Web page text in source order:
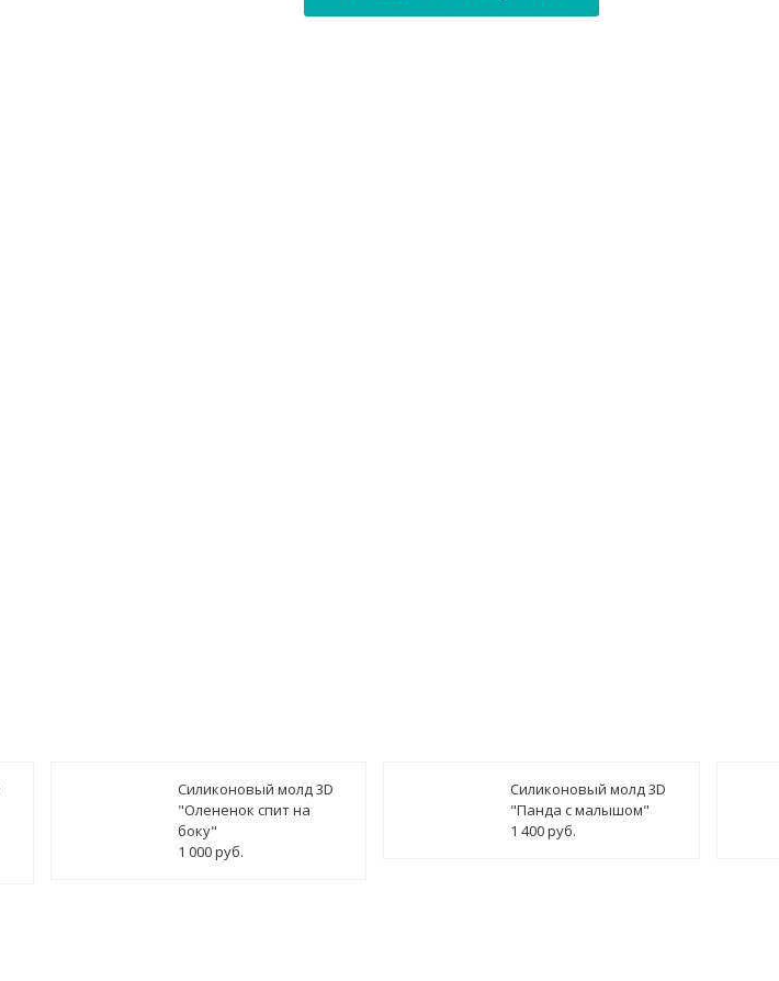
Силиконовый молд 3D
"Олененок спит на
боку"
1 000 руб.
Силиконовый молд 3D
"Панда с малышом"
1 400 руб.